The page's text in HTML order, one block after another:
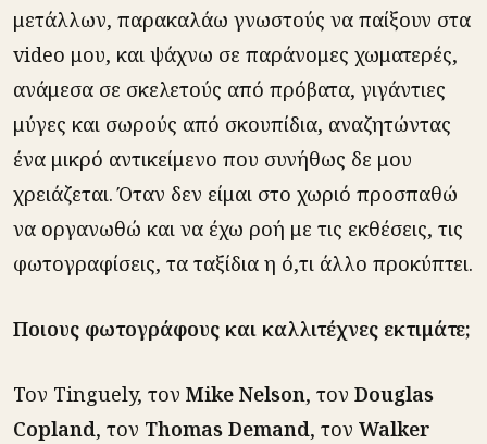
μετάλλων, παρακαλάω γνωστούς να παίξουν στα
video μου, και ψάχνω σε παράνομες χωματερές,
ανάμεσα σε σκελετούς από πρόβατα, γιγάντιες
μύγες και σωρούς από σκουπίδια, αναζητώντας
ένα μικρό αντικείμενο που συνήθως δε μου
χρειάζεται. Όταν δεν είμαι στο χωριό προσπαθώ
να οργανωθώ και να έχω ροή με τις εκθέσεις, τις
φωτογραφίσεις, τα ταξίδια η ό,τι άλλο προκύπτει.
Ποιους φωτογράφους και καλλιτέχνες εκτιμάτε;
Τον Tinguely, τον Mike Nelson, τον Douglas
Copland, τον Τhomas Demand, τον Walker